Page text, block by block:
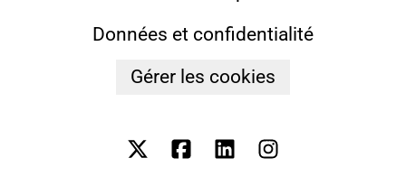
Données et confidentialité
Gérer les cookies